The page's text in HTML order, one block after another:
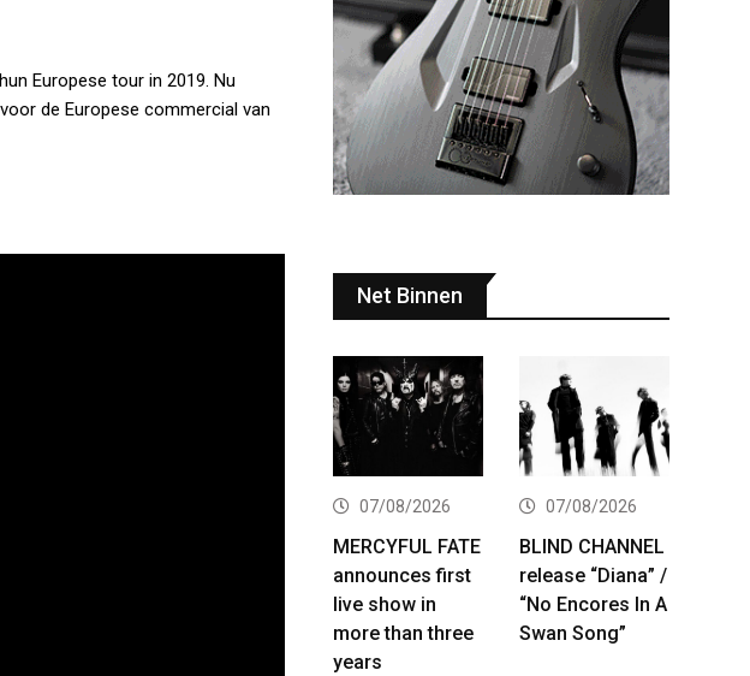
Europese tour in 2019. Nu
de Europese commercial van
Net Binnen
07/08/2026
MERCYFUL FATE
announces first
live show in
more than three
years
07/08/2026
BLIND CHANNEL
release “Diana” /
“No Encores In A
Swan Song”